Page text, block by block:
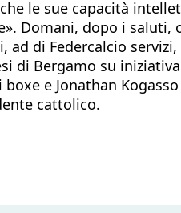
le sue capacità
Domani, dopo i
ad di Federcalcio
di Bergamo su
e Jonathan
cattolico.